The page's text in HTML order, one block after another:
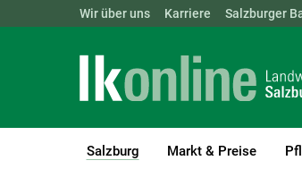
Landwirtschaftskammern:
Wir über uns Karriere Salzburger
Salzburg
(current)1
Markt & Preise